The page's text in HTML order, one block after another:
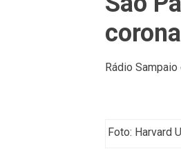
Rádio Sampaio
Foto: Harvard